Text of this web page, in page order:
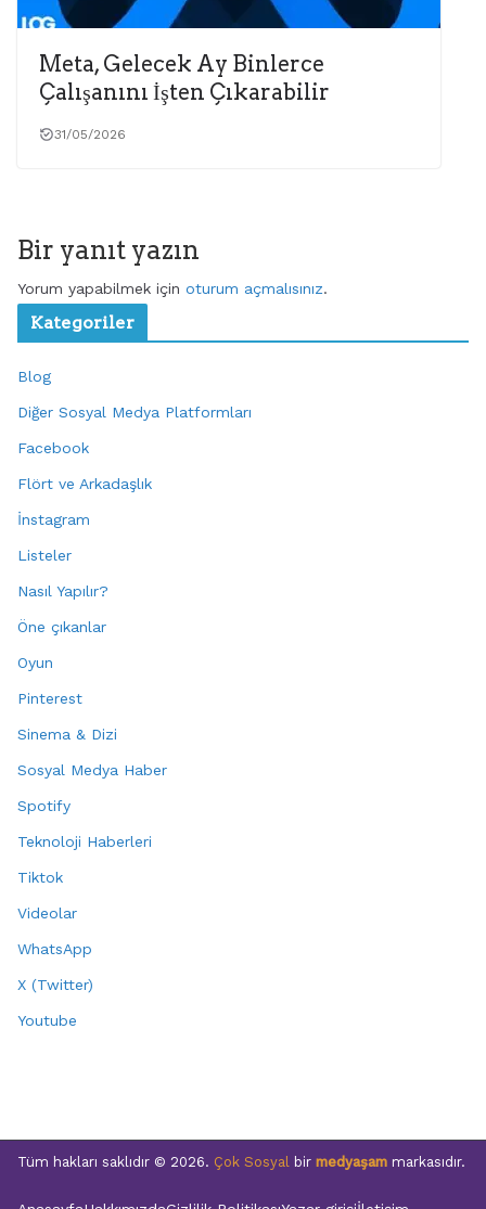
Meta, Gelecek Ay Binlerce
Çalışanını İşten Çıkarabilir
31/05/2026
Bir yanıt yazın
Yorum yapabilmek için oturum açmalısınız.
Kategoriler
Blog
Diğer Sosyal Medya Platformları
Facebook
Flört ve Arkadaşlık
İnstagram
Listeler
Nasıl Yapılır?
Öne çıkanlar
Oyun
Pinterest
Sinema & Dizi
Sosyal Medya Haber
Spotify
Teknoloji Haberleri
Tiktok
Videolar
WhatsApp
X (Twitter)
Youtube
Tüm hakları saklıdır © 2026. Çok Sosyal bir medyaşam markasıdır.